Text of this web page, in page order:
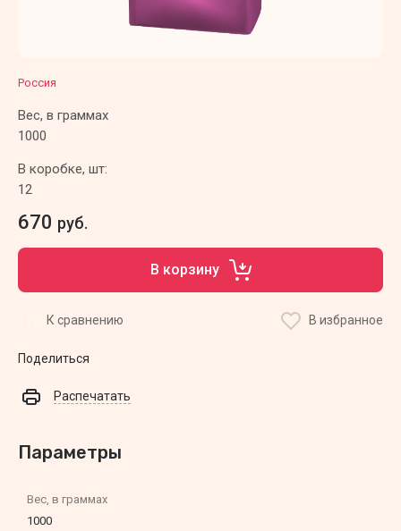
Россия
Вес, в граммах
1000
В коробке, шт:
12
670 руб.
В корзину
К сравнению В избранное
Поделиться
Распечатать
Параметры
Вес, в граммах
1000